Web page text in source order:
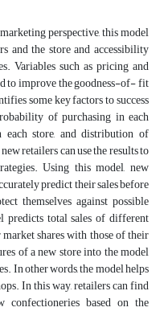
perspective, this model
and the store and accessibility
Variables such as pricing and
to improve the goodness-of- fit
some key factors to success
of purchasing in each
store, and distribution of
retailers can use the results to
Using this model, new
predict their sales before
themselves against possible
predicts total sales of different
shares with those of their
of a new store into the model
In other words, the model helps
In this way, retailers can find
based on the